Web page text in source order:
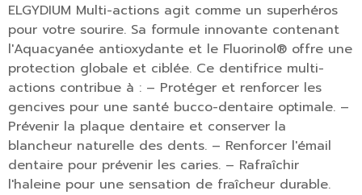
ELGYDIUM Multi-actions agit comme un superhéros
pour votre sourire. Sa formule innovante contenant
l'Aquacyanée antioxydante et le Fluorinol® offre une
protection globale et ciblée. Ce dentifrice multi-
actions contribue à : – Protéger et renforcer les
gencives pour une santé bucco-dentaire optimale. –
Prévenir la plaque dentaire et conserver la
blancheur naturelle des dents. – Renforcer l'émail
dentaire pour prévenir les caries. – Rafraîchir
l'haleine pour une sensation de fraîcheur durable.